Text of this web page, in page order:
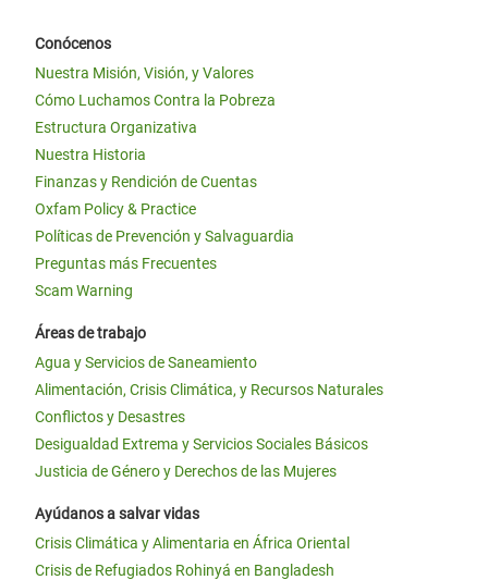
Conócenos
Nuestra Misión, Visión, y Valores
Cómo Luchamos Contra la Pobreza
Estructura Organizativa
Nuestra Historia
Finanzas y Rendición de Cuentas
Oxfam Policy & Practice
Políticas de Prevención y Salvaguardia
Preguntas más Frecuentes
Scam Warning
Áreas de trabajo
Agua y Servicios de Saneamiento
Alimentación, Crisis Climática, y Recursos Naturales
Conflictos y Desastres
Desigualdad Extrema y Servicios Sociales Básicos
Justicia de Género y Derechos de las Mujeres
Ayúdanos a salvar vidas
Crisis Climática y Alimentaria en África Oriental
Crisis de Refugiados Rohinyá en Bangladesh